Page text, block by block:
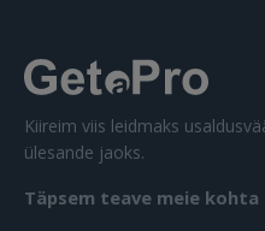
Unustasite parooli?
Kiireim viis leidmaks
ülesande jaoks.
Täpsem teave meie kohta